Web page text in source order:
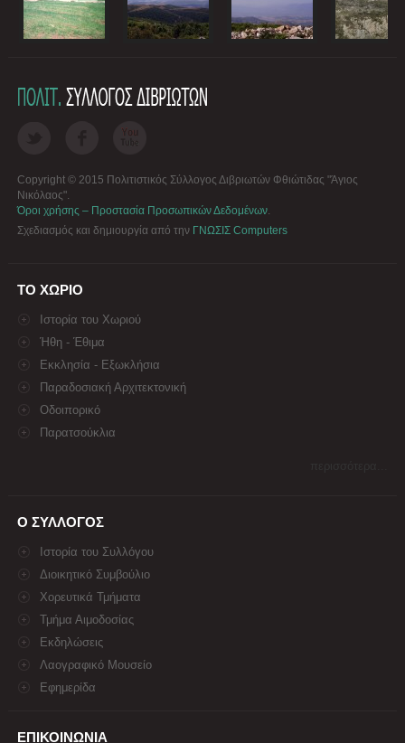
Copyright © 2015 Πολιτιστικός Σύλλογος Διβριωτών Φθιώτιδας "Άγιος
Νικόλαος".
Όροι χρήσης – Προστασία Προσωπικών Δεδομένων.
Σχεδιασμός και δημιουργία από την ΓΝΩΣΙΣ Computers
ΤΟ ΧΩΡΙΟ
Ιστορία του Χωριού
Ήθη - Έθιμα
Εκκλησία - Εξωκλήσια
Παραδοσιακή Αρχιτεκτονική
Οδοιπορικό
Παρατσούκλια
Ο ΣΥΛΛΟΓΟΣ
Ιστορία του Συλλόγου
Διοικητικό Συμβούλιο
Χορευτικά Τμήματα
Τμήμα Αιμοδοσίας
Εκδηλώσεις
Λαογραφικό Μουσείο
Εφημερίδα
ΕΠΙΚΟΙΝΩΝΙΑ